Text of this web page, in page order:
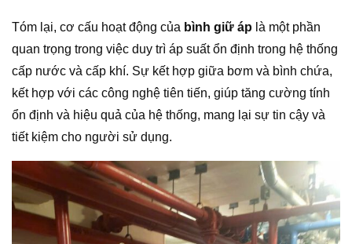
Tóm lại, cơ cấu hoạt động của bình giữ áp là một phần
quan trọng trong việc duy trì áp suất ổn định trong hệ thống
cấp nước và cấp khí. Sự kết hợp giữa bơm và bình chứa,
kết hợp với các công nghệ tiên tiến, giúp tăng cường tính
ổn định và hiệu quả của hệ thống, mang lại sự tin cậy và
tiết kiệm cho người sử dụng.